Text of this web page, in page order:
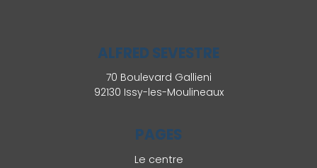
ALFRED SEVESTRE
70 Boulevard Gallieni
92130 Issy-les-Moulineaux
PAGES
Le centre